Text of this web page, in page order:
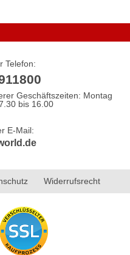
Telefon:
Geschäftszeiten: Montag
bis 16.00
E-Mail:
Widerrufsrecht